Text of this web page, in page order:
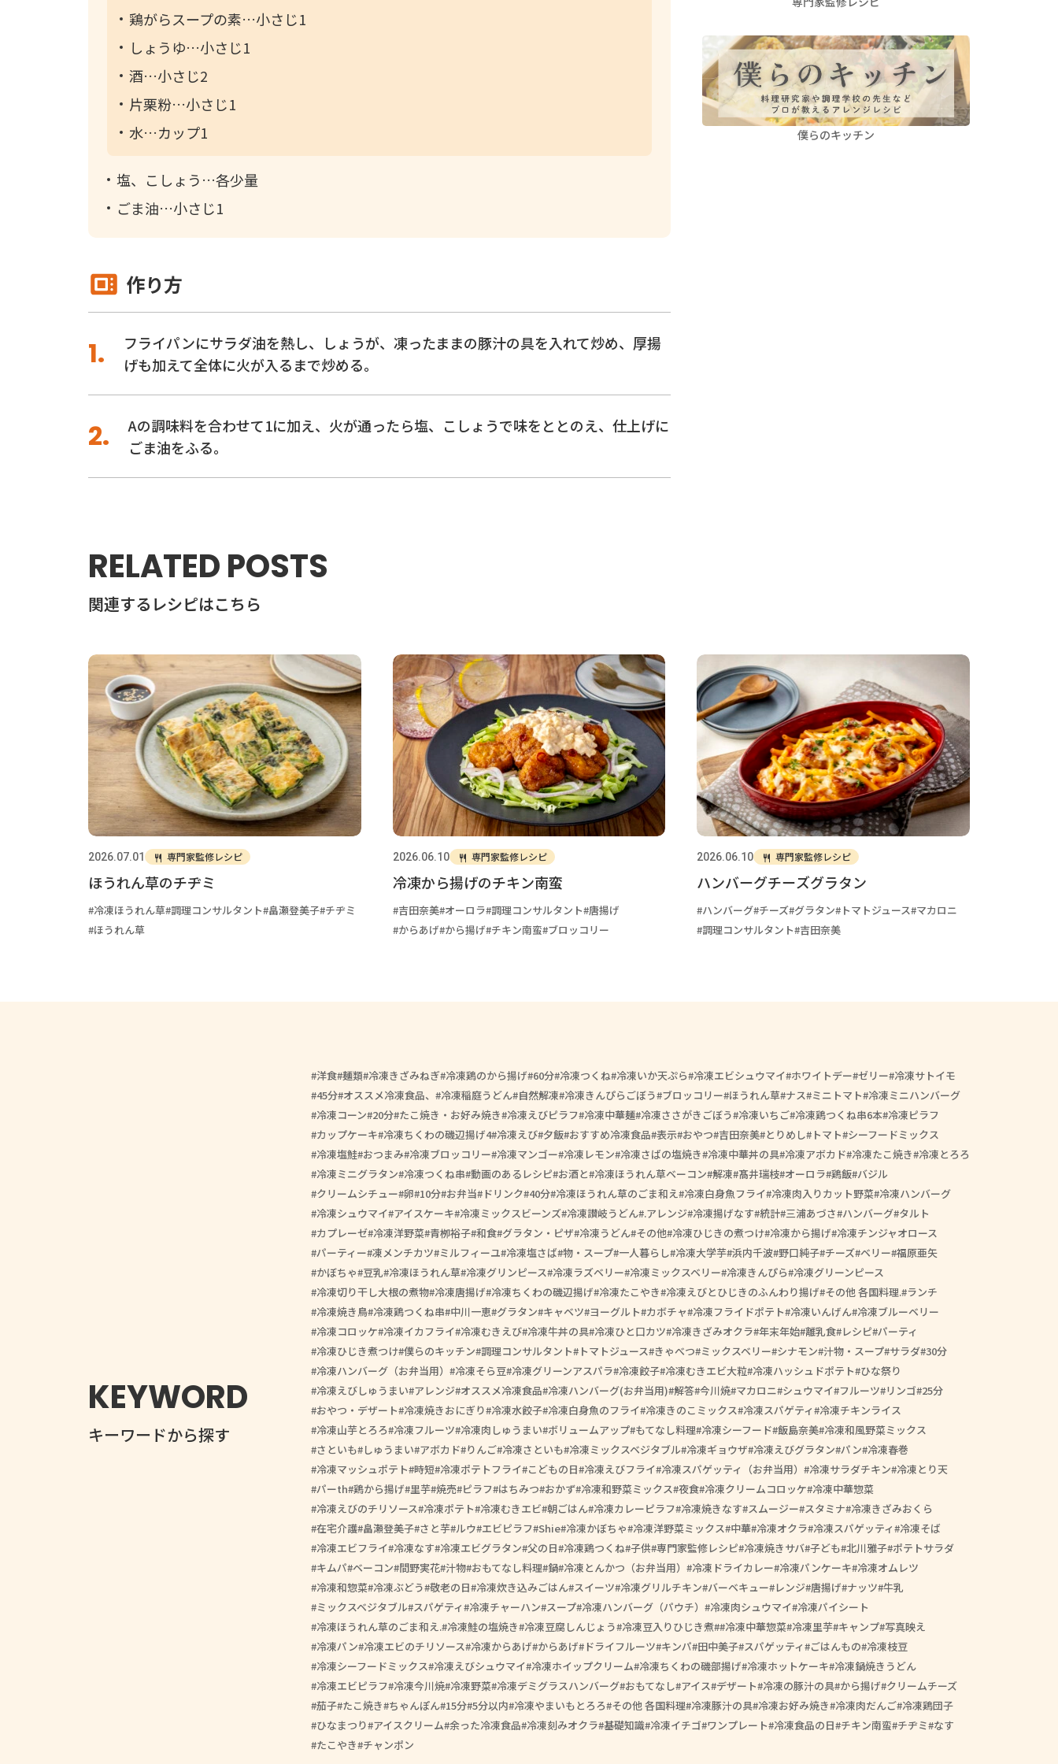
鶏がらスープの素
小さじ1
しょうゆ
小さじ1
酒
小さじ2
片栗粉
小さじ1
水
カップ1
塩、こしょう
各少量
ごま油
小さじ1
作り方
フライパンにサラダ油を熱し、しょうが、凍ったままの豚汁の具を入れて炒め、厚揚
げも加えて全体に火が入るまで炒める。
Aの調味料を合わせて1に加え、火が通ったら塩、こしょうで味をととのえ、仕上げに
ごま油をふる。
僕らのキッチン
RELATED POSTS
関連するレシピはこちら
2026.07.01 専門家監修レシピ
ほうれん草のチヂミ
冷凍ほうれん草 調理コンサルタント 畠瀬登美子 チヂミ
ほうれん草
2026.06.10 専門家監修レシピ
冷凍から揚げのチキン南蛮
吉田奈美 オーロラ 調理コンサルタント 唐揚げ
からあげ から揚げ チキン南蛮 ブロッコリー
2026.06.10 専門家監修レシピ
ハンバーグチーズグラタン
ハンバーグ チーズ グラタン トマトジュース マカロニ
調理コンサルタント 吉田奈美
KEYWORD
キーワードから探す
洋食 麺類 冷凍きざみねぎ 冷凍鶏のから揚げ 60分 冷凍つくね 冷凍いか天ぷら 冷凍エビシュウマイ ホワイトデー ゼリー 冷凍サトイモ
45分 オススメ冷凍食品、 冷凍稲庭うどん 自然解凍 冷凍きんぴらごぼう ブロッコリー ほうれん草 ナス ミニトマト 冷凍ミニハンバーグ
冷凍コーン 20分 たこ焼き・お好み焼き 冷凍えびピラフ 冷凍中華麺 冷凍ささがきごぼう 冷凍いちご 冷凍鶏つくね串6本 冷凍ピラフ
カップケーキ 冷凍ちくわの磯辺揚げ4 冷凍えび 夕飯 おすすめ冷凍食品 表示 おやつ 吉田奈美 とりめし トマト シーフードミックス
冷凍塩鮭 おつまみ 冷凍ブロッコリー 冷凍マンゴー 冷凍レモン 冷凍さばの塩焼き 冷凍中華丼の具 冷凍アボカド 冷凍たこ焼き 冷凍とろろ
冷凍ミニグラタン 冷凍つくね串 動画のあるレシピ お酒と 冷凍ほうれん草ベーコン 解凍 髙井瑞枝 オーロラ 鶏飯 バジル
クリームシチュー 卵 10分 お弁当 ドリンク 40分 冷凍ほうれん草のごま和え 冷凍白身魚フライ 冷凍肉入りカット野菜 冷凍ハンバーグ
冷凍シュウマイ アイスケーキ 冷凍ミックスビーンズ 冷凍讃岐うどん .アレンジ 冷凍揚げなす 統計 三浦あづさ ハンバーグ タルト
カプレーゼ 冷凍洋野菜 青栁裕子 和食 グラタン・ピザ 冷凍うどん その他 冷凍ひじきの煮つけ 冷凍から揚げ 冷凍チンジャオロース
パーティー 凍メンチカツ ミルフィーユ 冷凍塩さば 物・スープ 一人暮らし 冷凍大学芋 浜内千波 野口純子 チーズ ベリー 福原亜矢
かぼちゃ 豆乳 冷凍ほうれん草 冷凍グリンピース 冷凍ラズベリー 冷凍ミックスベリー 冷凍きんぴら 冷凍グリーンピース
冷凍切り干し大根の煮物 冷凍唐揚げ 冷凍ちくわの磯辺揚げ 冷凍たこやき 冷凍えびとひじきのふんわり揚げ その他 各国料理. ランチ
冷凍焼き鳥 冷凍鶏つくね串 中川一恵 グラタン キャベツ ヨーグルト カボチャ 冷凍フライドポテト 冷凍いんげん 冷凍ブルーベリー
冷凍コロッケ 冷凍イカフライ 冷凍むきえび 冷凍牛丼の具 冷凍ひと口カツ 冷凍きざみオクラ 年末年始 離乳食 レシピ パーティ
冷凍ひじき煮つけ 僕らのキッチン 調理コンサルタント トマトジュース きゃべつ ミックスベリー シナモン 汁物・スープ サラダ 30分
冷凍ハンバーグ（お弁当用）
冷凍そら豆 冷凍グリーンアスパラ 冷凍餃子 冷凍むきエビ大粒 冷凍ハッシュドポテト ひな祭り
冷凍えびしゅうまい アレンジ オススメ冷凍食品 冷凍ハンバーグ(お弁当用) 解答 今川焼 マカロニ シュウマイ フルーツ リンゴ 25分
おやつ・デザート 冷凍焼きおにぎり 冷凍水餃子 冷凍白身魚のフライ 冷凍きのこミックス 冷凍スパゲティ 冷凍チキンライス
冷凍山芋とろろ 冷凍フルーツ 冷凍肉しゅうまい ボリュームアップ もてなし料理 冷凍シーフード 飯島奈美 冷凍和風野菜ミックス
さといも しゅうまい アボカド りんご 冷凍さといも 冷凍ミックスベジタブル 冷凍ギョウザ 冷凍えびグラタン パン 冷凍春巻
冷凍マッシュポテト 時短 冷凍ポテトフライ こどもの日 冷凍えびフライ 冷凍スパゲッティ（お弁当用） 冷凍サラダチキン 冷凍とり天
パーth 鶏から揚げ 里芋 焼売 ピラフ はちみつ おかず 冷凍和野菜ミックス 夜食 冷凍クリームコロッケ 冷凍中華惣菜
冷凍えびのチリソース 冷凍ポテト 冷凍むきエビ 朝ごはん 冷凍カレーピラフ 冷凍焼きなす スムージー スタミナ 冷凍きざみおくら
在宅介護 畠瀬登美子 さと芋 ルウ エビピラフ Shie 冷凍かぼちゃ 冷凍洋野菜ミックス 中華 冷凍オクラ 冷凍スパゲッティ 冷凍そば
冷凍エビフライ 冷凍なす 冷凍エビグラタン 父の日 冷凍鶏つくね 子供 専門家監修レシピ 冷凍焼きサバ 子ども 北川雅子 ポテトサラダ
キムパ ベーコン 間野実花 汁物 おもてなし料理 鍋 冷凍とんかつ（お弁当用） 冷凍ドライカレー 冷凍パンケーキ 冷凍オムレツ
冷凍和惣菜 冷凍ぶどう 敬老の日 冷凍炊き込みごはん スイーツ 冷凍グリルチキン バーベキュー レンジ 唐揚げ ナッツ 牛乳
ミックスベジタブル スパゲティ 冷凍チャーハン スープ 冷凍ハンバーグ（パウチ） 冷凍肉シュウマイ 冷凍パイシート
冷凍ほうれん草のごま和え. 冷凍鮭の塩焼き 冷凍豆腐しんじょう 冷凍豆入りひじき煮 #冷凍中華惣菜 冷凍里芋 キャンプ 写真映え
冷凍パン 冷凍エビのチリソース 冷凍からあげ からあげ ドライフルーツ キンパ 田中美子 スパゲッティ ごはんもの 冷凍枝豆
冷凍シーフードミックス 冷凍えびシュウマイ 冷凍ホイップクリーム 冷凍ちくわの磯部揚げ 冷凍ホットケーキ 冷凍鍋焼きうどん
冷凍エビピラフ 冷凍今川焼 冷凍野菜 冷凍デミグラスハンバーグ おもてなし アイス デザート 冷凍の豚汁の具 から揚げ クリームチーズ
茄子 たこ焼き ちゃんぽん 15分 5分以内 冷凍やまいもとろろ その他 各国料理 冷凍豚汁の具 冷凍お好み焼き 冷凍肉だんご 冷凍鶏団子
ひなまつり アイスクリーム 余った冷凍食品 冷凍刻みオクラ 基礎知識 冷凍イチゴ ワンプレート 冷凍食品の日 チキン南蛮 チヂミ なす
たこやき チャンポン